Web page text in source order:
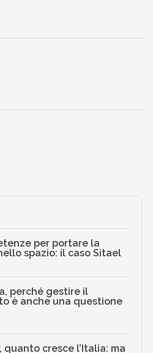
per portare la
spazio: il caso Sitael
perché gestire il
è anche una questione
quanto cresce l’Italia: ma